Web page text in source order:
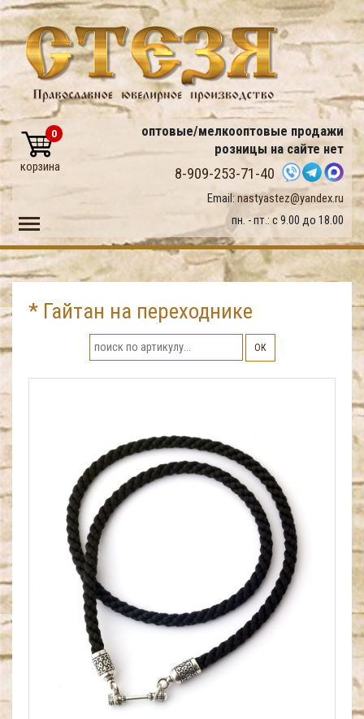
оптовые/мелкооптовые продажи
розницы на сайте нет
8-909-253-71-40
Email: nastyastez@yandex.ru
пн. - пт.: с 9.00 до 18.00
0
корзина
Toggle main menu visibility
* Гайтан на переходнике
ОК